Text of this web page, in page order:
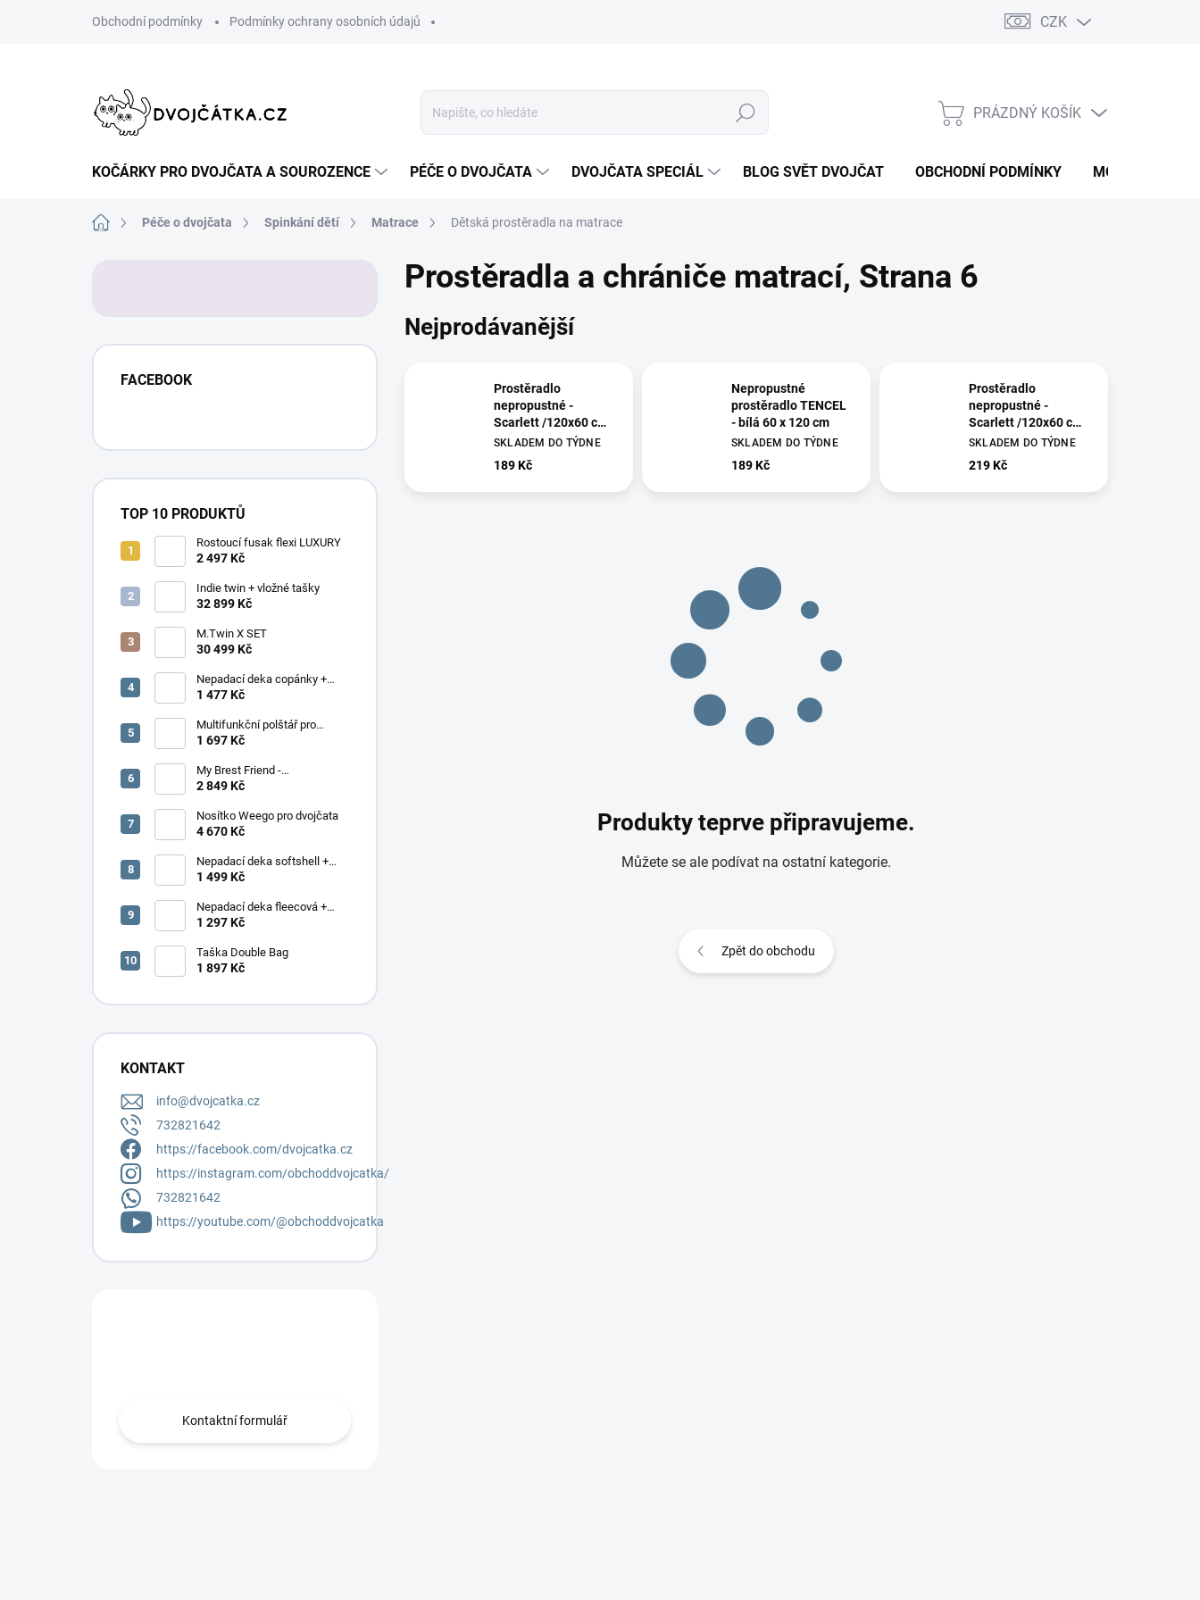
Obchodní podmínky Podmínky ochrany osobních údajů CZK
Hledat
NÁKUPNÍ
PRÁZDNÝ KOŠÍK
KOČÁRKY PRO DVOJČATA A SOUROZENCE PÉČE O DVOJČATA DVOJČATA SPECIÁL BLOG SVĚT DVOJČAT OBCHODNÍ PODMÍNKY MOJE
Domů Péče o dvojčata Spinkání dětí Matrace Dětská prostěradla na matrace
r
p
n
FACEBOOK
TOP 10 PRODUKTŮ
Rostoucí fusak flexi LUXURY
2 497 Kč
Indie twin + vložné tašky
32 899 Kč
M.Twin X SET
30 499 Kč
Nepadací deka copánky +
podložka
1 477 Kč
Multifunkční polštář pro
dvojčata Elefant
1 697 Kč
My Brest Friend -
MOMENTÁLNĚ NEDOSTUPNÉ
2 849 Kč
Nosítko Weego pro dvojčata
4 670 Kč
Nepadací deka softshell +
podložka
1 499 Kč
Nepadací deka fleecová +
podložka
1 297 Kč
Taška Double Bag
1 897 Kč
KONTAKT
info@dvojcatka.cz
732821642
https://facebook.com/dvojcatka.cz
https://instagram.com/obchoddvojcatka/
732821642
https://youtube.com/@obchoddvojcatka
Kontaktní formulář
Prostěradla a chrániče matrací, Strana 6
Nejprodávanější
Prostěradlo
nepropustné -
Scarlett /120x60 cm/
- bílá
SKLADEM DO TÝDNE
189 Kč
Nepropustné
prostěradlo TENCEL
- bílá 60 x 120 cm
SKLADEM DO TÝDNE
189 Kč
Prostěradlo
nepropustné -
Scarlett /120x60 cm/
- růžová
SKLADEM DO TÝDNE
219 Kč
Produkty teprve připravujeme.
Můžete se ale podívat na ostatní kategorie.
Zpět do obchodu